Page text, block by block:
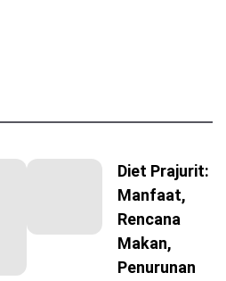
Diet Prajurit:
Manfaat,
Rencana
Makan,
Penurunan